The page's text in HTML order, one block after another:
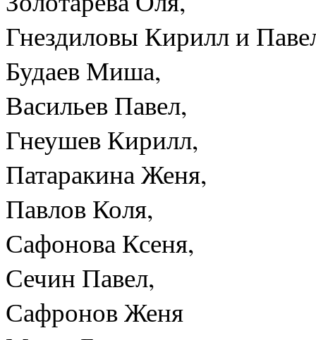
Гнездиловы Кирилл и
Будаев Миша,
Васильев Павел,
Гнеушев Кирилл,
Патаракина Женя,
Павлов Коля,
Сафонова Ксеня,
Сечин Павел,
Сафронов Женя